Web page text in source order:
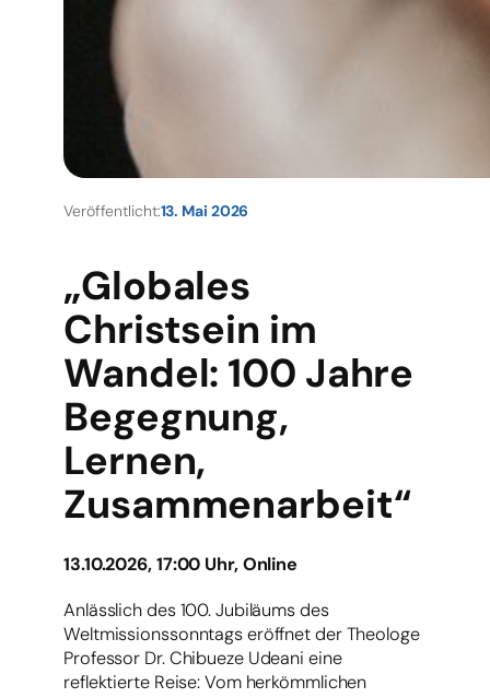
Veröffentlicht:13. Mai 2026
„Globales
Christsein im
Wandel: 100 Jahre
Begegnung,
Lernen,
Zusammenarbeit“
13.10.2026, 17:00 Uhr, Online
Anlässlich des 100. Jubiläums des
Weltmissionssonntags eröffnet der Theologe
Professor Dr. Chibueze Udeani eine
reflektierte Reise: Vom herkömmlichen